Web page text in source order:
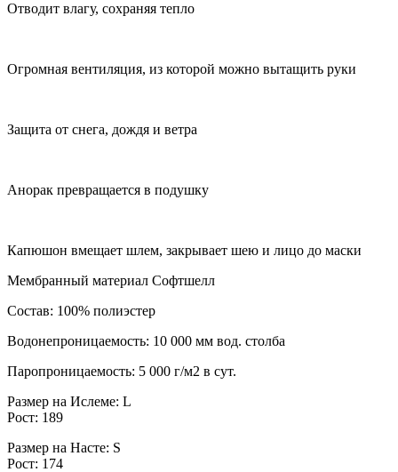
Отводит влагу, сохраняя тепло
Огромная вентиляция, из которой можно вытащить руки
Защита от снега, дождя и ветра
Анорак превращается в подушку
Капюшон вмещает шлем, закрывает шею и лицо до маски
Мембранный материал Софтшелл
Состав: 100% полиэстер
Водонепроницаемость: 10 000 мм вод. столба
Паропроницаемость: 5 000 г/м2 в сут.
Размер на Ислеме: L
Рост: 189
Размер на Насте: S
Рост: 174